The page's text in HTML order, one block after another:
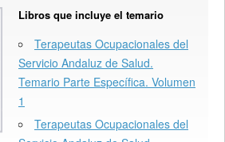
Libros que incluye el temario
Terapeutas Ocupacionales del
Servicio Andaluz de Salud.
Temario Parte Específica. Volumen
1
Terapeutas Ocupacionales del